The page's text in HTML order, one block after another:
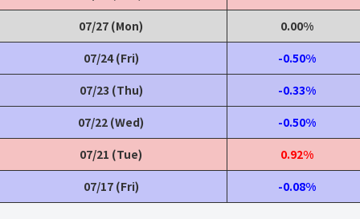
07/27 (Mon)
0.00%
07/24 (Fri)
-0.50%
07/23 (Thu)
-0.33%
07/22 (Wed)
-0.50%
07/21 (Tue)
0.92%
07/17 (Fri)
-0.08%